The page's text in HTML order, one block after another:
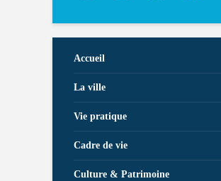
Accueil
La ville
Vie pratique
Cadre de vie
Culture & Patrimoine